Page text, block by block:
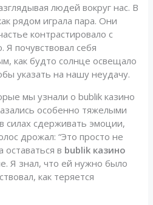
людей вокруг нас. В
рядом играла пара. Они
контрастировало с
почувствовал себя
как будто солнце освещало
указать на нашу неудачу.
мы узнали о bublik казино
особенно тяжелыми
силах сдерживать эмоции,
дрожал: “Это просто не
оставаться в bublik казино
Я знал, что ей нужно было
как теряется